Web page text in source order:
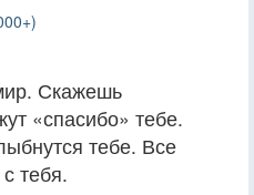
Скажешь
«спасибо» тебе.
тебе. Все
тебя.